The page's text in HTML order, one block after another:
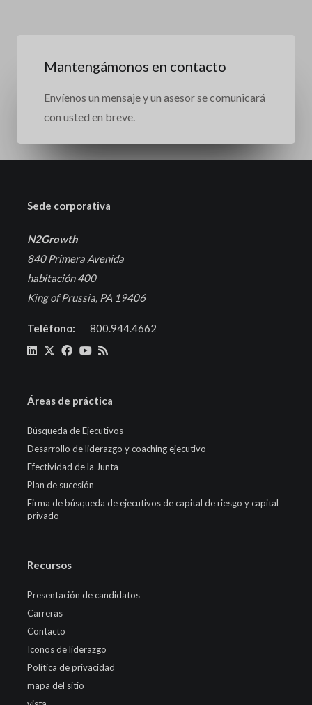
Mantengámonos en contacto
Envíenos un mensaje y un asesor se comunicará
con usted en breve.
Sede corporativa
N2Growth
840 Primera Avenida
habitación 400
King of Prussia, PA 19406
Teléfono: 800.944.4662
Áreas de práctica
Búsqueda de Ejecutivos
Desarrollo de liderazgo y coaching ejecutivo
Efectividad de la Junta
Plan de sucesión
Firma de búsqueda de ejecutivos de capital de riesgo y capital
privado
Recursos
Presentación de candidatos
Carreras
Contacto
Iconos de liderazgo
Política de privacidad
mapa del sitio